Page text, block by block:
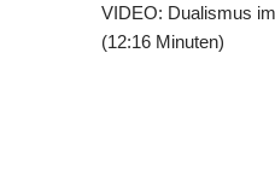
VIDEO: Dualismus
(12:16 Minuten)